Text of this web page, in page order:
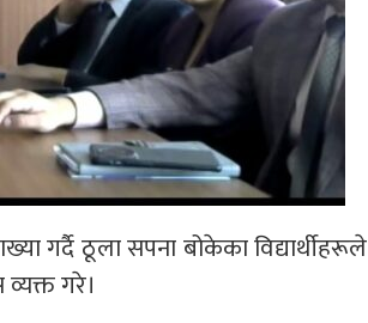
गर्दै ठूला सपना बोकेका विद्यार्थीहरूले
व्यक्त गरे।